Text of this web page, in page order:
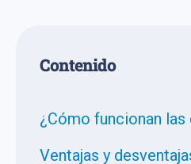
Сontenido
¿Cómo funcionan las
Ventajas y